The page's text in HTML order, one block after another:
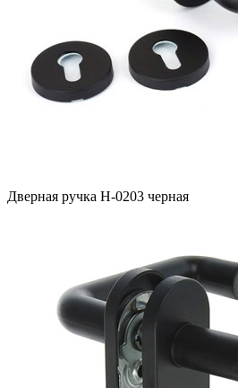
Дверная ручка H-0203 черная